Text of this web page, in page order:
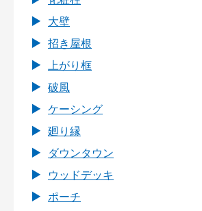
大壁
招き屋根
上がり框
破風
ケーシング
廻り縁
ダウンタウン
ウッドデッキ
ポーチ